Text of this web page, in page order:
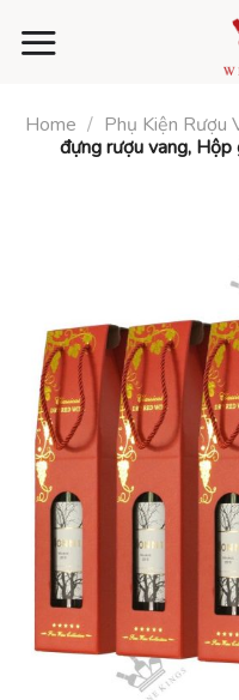
Home / Phụ Kiện Rượu
đựng rượu vang,